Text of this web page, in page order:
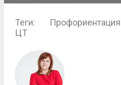
Теги: Профориентация
ЦТ